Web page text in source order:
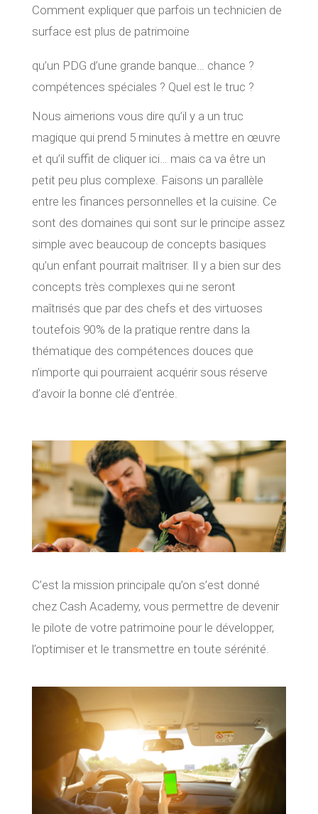
Comment expliquer que parfois un technicien de
surface est plus de patrimoine
qu’un PDG d’une grande banque… chance ?
compétences spéciales ? Quel est le truc ?
Nous aimerions vous dire qu’il y a un truc
magique qui prend 5 minutes à mettre en œuvre
et qu’il suffit de cliquer ici… mais ca va être un
petit peu plus complexe. Faisons un parallèle
entre les finances personnelles et la cuisine. Ce
sont des domaines qui sont sur le principe assez
simple avec beaucoup de concepts basiques
qu’un enfant pourrait maîtriser. Il y a bien sur des
concepts très complexes qui ne seront
maîtrisés que par des chefs et des virtuoses
toutefois 90% de la pratique rentre dans la
thématique des compétences douces que
n’importe qui pourraient acquérir sous réserve
d’avoir la bonne clé d’entrée.
C’est la mission principale qu’on s’est donné
chez Cash Academy, vous permettre de devenir
le pilote de votre patrimoine pour le développer,
l’optimiser et le transmettre en toute sérénité.